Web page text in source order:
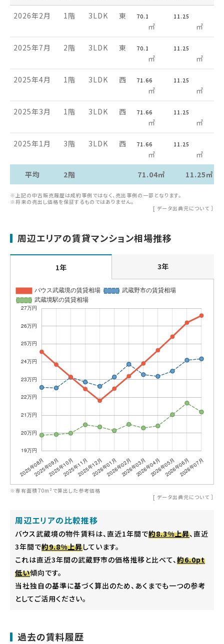
2026年2月 1階 3LDK 東 70.1
㎡
11.25
㎡
2025年7月 2階 3LDK 東 70.1
㎡
11.25
㎡
2025年4月 1階 3LDK 西 71.66
㎡
11.25
㎡
2025年3月 1階 3LDK 西 71.66
㎡
11.25
㎡
2025年1月 3階 3LDK 西 71.66
㎡
11.25
㎡
平均
2階 71.04㎡ 11.25㎡
※上記の中古販売履歴は成約事例ではなく、売出事例の一部となります。
※将来の売出し価格を保証するものではありません。
[ データ出典元について ］
周辺エリアの賃貸マンション相場推移
1年 3年
※専有面積70m²で算出した参考価格
[ データ出典元について ］
周辺エリアの比較推移
バウス武蔵境の物件賃料は、直近1年間で約8.3%上昇、直近
3年間で約9.8%上昇しています。
これは直近3年間の武蔵野市の価格推移と比べて、約6.0pt
低い傾向です。
当社独自の基準に基づく算出のため、あくまでも一つの参考
としてご活用ください。
過去の賃料履歴